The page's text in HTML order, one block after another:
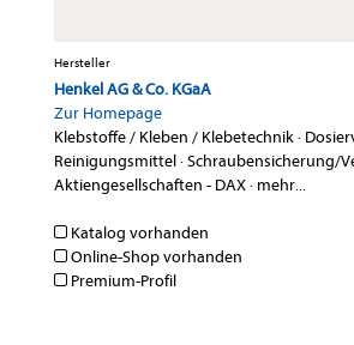
Hersteller
Henkel AG & Co. KGaA
Zur Homepage
Klebstoffe / Kleben / Klebetechnik·
Reinigungsmittel·Schraubensicherung/
Aktiengesellschaften - DAX· mehr...
Katalog vorhanden
Online-Shop vorhanden
Premium-Profil